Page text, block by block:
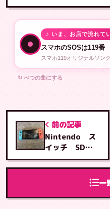
♪ いま、お店で流れて
スマホのSOSは119番
スマホ119オリジナルソン
↻ べつの曲にする
前の記事
Nintendo ス
イッチ SDカ
ードスロットル
基板交換
一